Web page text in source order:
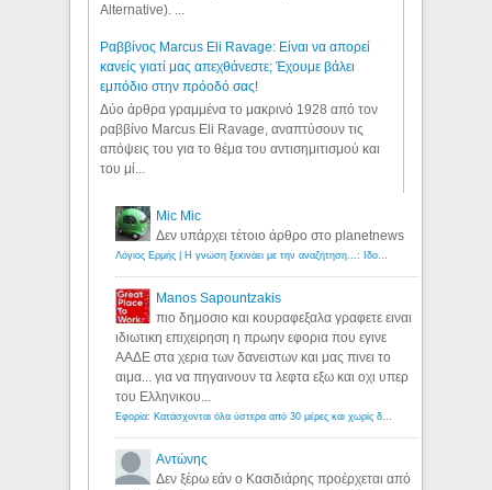
Alternative). ...
Ραββίνος Marcus Eli Ravage: Είναι να απορεί
κανείς γιατί μας απεχθάνεστε; Έχουμε βάλει
εμπόδιο στην πρόοδό σας!
Δύο άρθρα γραμμένα το μακρινό 1928 από τον
ραββίνο Marcus Eli Ravage, αναπτύσουν τις
απόψεις του για το θέμα του αντισημιτισμού και
του μί...
Mic Mic
Δεν υπάρχει τέτοιο άρθρο στο planetnews
Λόγιος Ερμής | Η γνώση ξεκινάει με την αναζήτηση...: Ιδού οι 18 που χρωστούν 11 δις ευρώ!
Manos Sapountzakis
πιο δημοσιο και κουραφεξαλα γραφετε ειναι
ιδιωτικη επιχειρηση η πρωην εφορια που εγινε
ΑΑΔΕ στα χερια των δανειστων και μας πινει το
αιμα... για να πηγαινουν τα λεφτα εξω και οχι υπερ
του Ελληνικου...
Εφορία: Κατάσχονται όλα ύστερα από 30 μέρες και χωρίς δικαστικές αποφάσεις - Λόγιος Ερμής
Αντώνης
Δεν ξέρω εάν ο Κασιδιάρης προέρχεται από